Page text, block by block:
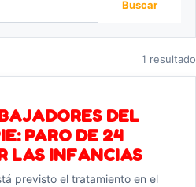
Buscar
1 resultado
DEL
PARO DE 24
LAS INFANCIAS
previsto el tratamiento en el